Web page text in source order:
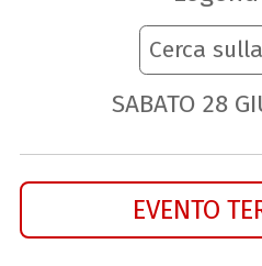
Cerca
SABATO 28
EVENTO